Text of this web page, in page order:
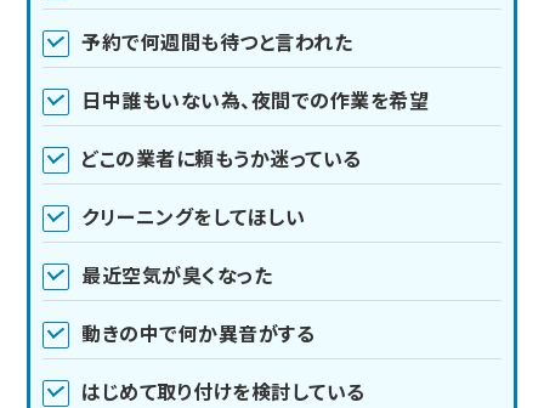
予約で何週間も待つと言われた
日中誰もいない為、夜間での作業を希望
どこの業者に頼もうか迷っている
クリーニングをしてほしい
最近空気が臭くなった
動きの中で何か異音がする
はじめて取り付けを検討している